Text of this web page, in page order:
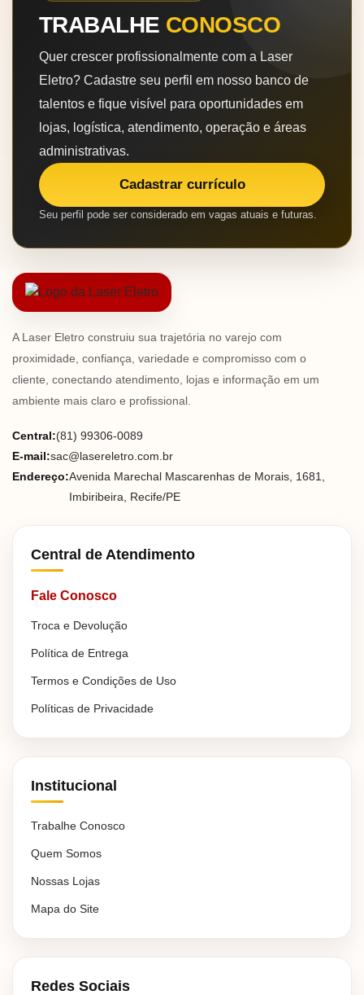
TRABALHE CONOSCO
Quer crescer profissionalmente com a Laser
Eletro? Cadastre seu perfil em nosso banco de
talentos e fique visível para oportunidades em
lojas, logística, atendimento, operação e áreas
administrativas.
Cadastrar currículo
Seu perfil pode ser considerado em vagas atuais e futuras.
A Laser Eletro construiu sua trajetória no varejo com
proximidade, confiança, variedade e compromisso com o
cliente, conectando atendimento, lojas e informação em um
ambiente mais claro e profissional.
Central:(81) 99306-0089
E-mail:sac@lasereletro.com.br
Endereço:Avenida Marechal Mascarenhas de Morais, 1681,
Imbiribeira, Recife/PE
Central de Atendimento
Fale Conosco
Troca e Devolução
Política de Entrega
Termos e Condições de Uso
Políticas de Privacidade
Institucional
Trabalhe Conosco
Quem Somos
Nossas Lojas
Mapa do Site
Redes Sociais